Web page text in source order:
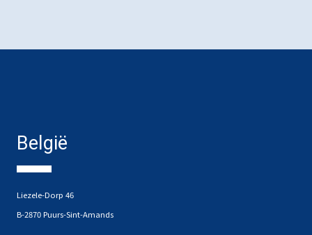
België
Liezele-Dorp 46
B-2870 Puurs-Sint-Amands